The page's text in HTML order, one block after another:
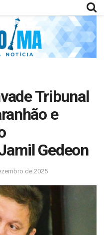
Tribunal
e
Gedeon
de 2025